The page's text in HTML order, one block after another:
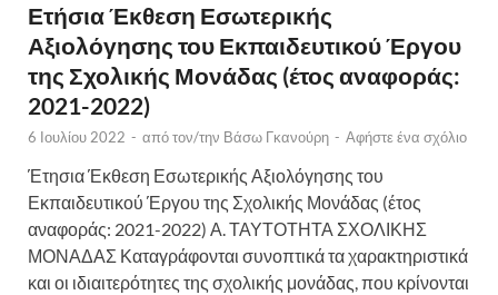
Ετήσια Έκθεση Εσωτερικής
Αξιολόγησης του Εκπαιδευτικού Έργου
της Σχολικής Μονάδας (έτος αναφοράς:
2021-2022)
6 Ιουλίου 2022 - από τον/την Βάσω Γκανούρη - Αφήστε ένα σχόλιο
Έτησια Έκθεση Εσωτερικής Αξιολόγησης του
Εκπαιδευτικού Έργου της Σχολικής Μονάδας (έτος
αναφοράς: 2021-2022) Α. ΤΑΥΤΟΤΗΤΑ ΣΧΟΛΙΚΗΣ
ΜΟΝΑΔΑΣ Καταγράφονται συνοπτικά τα χαρακτηριστικά
και οι ιδιαιτερότητες της σχολικής μονάδας, που κρίνονται